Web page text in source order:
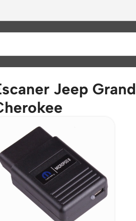
Jeep Grand